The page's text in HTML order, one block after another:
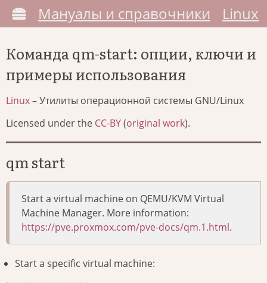
Мануалы и справочники Linux
Команда qm-start: опции, ключи и
примеры использования
Linux– Утилиты операционной системы GNU/Linux
Licensed under the CC-BY(original work).
qm start
Start a virtual machine on QEMU/KVM Virtual
Machine Manager. More information:
https://pve.proxmox.com/pve-docs/qm.1.html.
Start a specific virtual machine: